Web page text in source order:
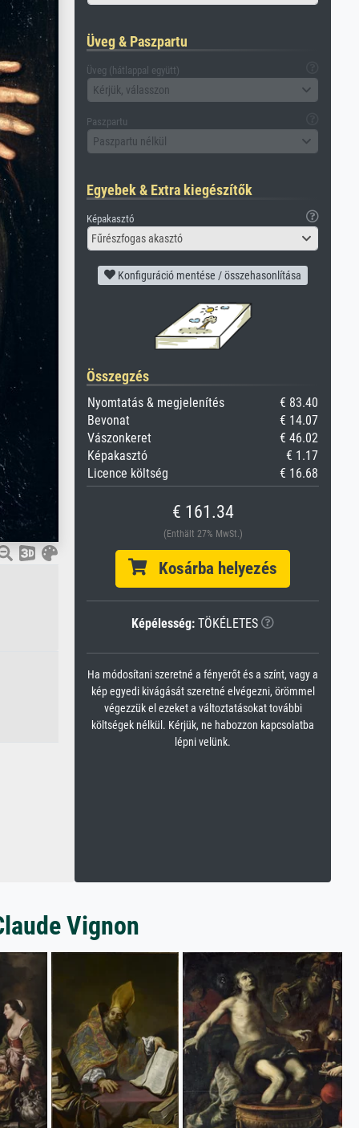
Üveg & Paszpartu
Üveg (hátlappal együtt)
Kérjük, válasszon
Paszpartu
Paszpartu nélkül
Egyebek & Extra kiegészítők
Képakasztó
Fűrészfogas akasztó
Konfiguráció mentése / összehasonlítása
Összegzés
Nyomtatás & megjelenítés
€ 83.40
Bevonat
€ 14.07
Vászonkeret
€ 46.02
Képakasztó
€ 1.17
Licence költség
€ 16.68
€ 161.34
(Enthält 27% MwSt.)
Kosárba helyezés
Képélesség: TÖKÉLETES
Ha módosítani szeretné a fényerőt és a színt, vagy a
kép egyedi kivágását szeretné elvégezni, örömmel
végezzük el ezeket a változtatásokat további
költségek nélkül. Kérjük, ne habozzon kapcsolatba
lépni velünk.
Vignon